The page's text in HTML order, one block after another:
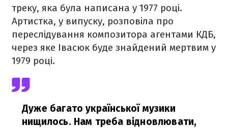
треку, яка була написана у 1977 році.
Артистка, у випуску, розповіла про
переслідування композитора агентами КДБ,
через яке Івасюк буде знайдений мертвим у
1979 році.
Дуже багато української музики
нищилось. Нам треба відновлювати,